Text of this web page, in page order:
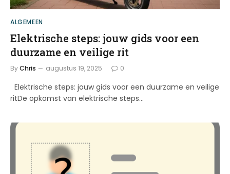
ALGEMEEN
Elektrische steps: jouw gids voor een
duurzame en veilige rit
ByChris augustus 19, 2025 0
Elektrische steps: jouw gids voor een duurzame en veilige
ritDe opkomst van elektrische steps…